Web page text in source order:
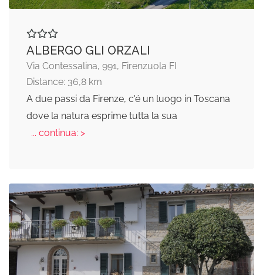
ALBERGO GLI ORZALI
Via Contessalina, 991, Firenzuola FI
Distance: 36,8 km
A due passi da Firenze, c'é un luogo in Toscana
dove la natura esprime tutta la sua
... continua: >